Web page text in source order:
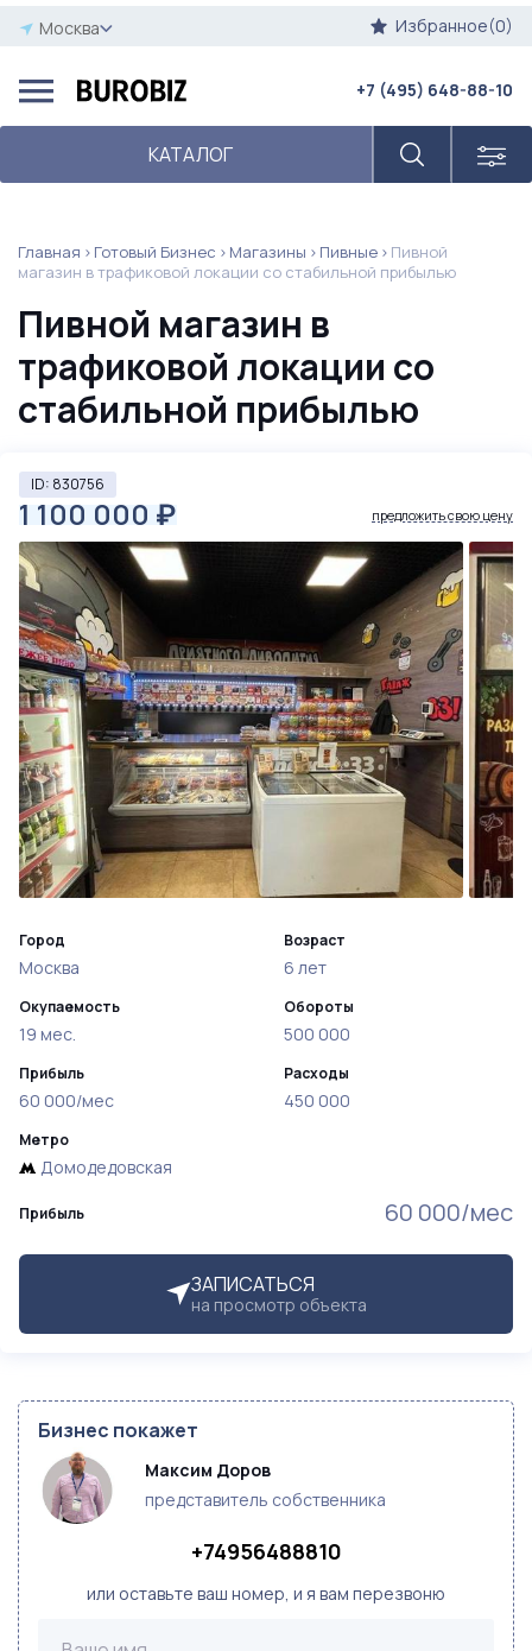
Москва Избранное(0)
КАТАЛОГ
+7 (495) 648-88-10
Главная Готовый Бизнес Магазины Пивные
Пивной
магазин в трафиковой локации со стабильной прибылью
Пивной магазин в
трафиковой локации со
стабильной прибылью
ID: 830756
1 100 000 ₽ предложить свою цену
Прибыль 60 000/мес
ЗАПИСАТЬСЯ
на просмотр объекта
Город
Москва
Окупаемость
19 мес.
Прибыль
60 000/мес
Возраст
6 лет
Обороты
500 000
Расходы
450 000
Метро
Домодедовская
Бизнес покажет
Максим Доров
представитель собственника
+74956488810
или оставьте ваш номер, и я вам перезвоню